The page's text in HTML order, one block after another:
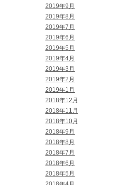
2019年9月
2019年8月
2019年7月
2019年6月
2019年5月
2019年4月
2019年3月
2019年2月
2019年1月
2018年12月
2018年11月
2018年10月
2018年9月
2018年8月
2018年7月
2018年6月
2018年5月